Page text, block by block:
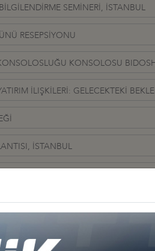
SEMİNERİ, İSTANBUL
RESEPSİYONU
KONSOLOSU
İLIŞKİLERİ: GELECEKTEKİ
İSTANBUL